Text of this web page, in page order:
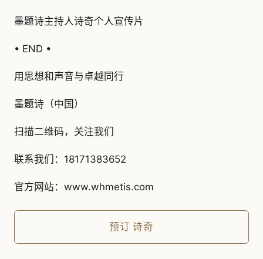
墨题诗主持人诗奇个人宣传片
• END •
用思想和声音与卓越同行
墨题诗（中国）
扫描二维码，关注我们
联系我们：18171383652
官方网站：www.whmetis.com
预订诗奇